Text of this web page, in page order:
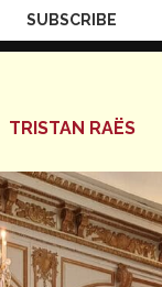
TRISTAN RAËS